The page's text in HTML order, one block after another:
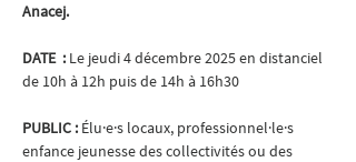
Anacej.
DATE  : Le jeudi 4 décembre 2025 en distanciel
de 10h à 12h puis de 14h à 16h30
PUBLIC : Élu·e·s locaux, professionnel·le·s
enfance jeunesse des collectivités ou des